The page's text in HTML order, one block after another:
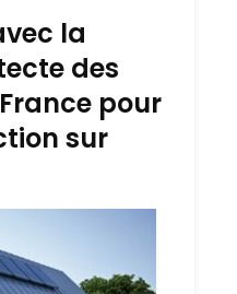
la
des
pour
sur